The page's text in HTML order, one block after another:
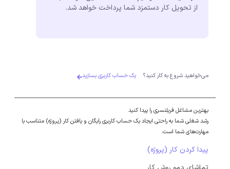
از تحویل کار دستمزد شما پرداخت خواهد شد.
می‌خواهید شروع به کار کنید؟ یک حساب کاربری بسازید
بهترین مشاغل فریلنسری را پیدا کنید
رشد شغلی شما به راحتی ایجاد یک حساب کاربری رایگان و یافتن کار (پروژه) متناسب با
مهارت‌های شما است.
پیدا کردن کار (پروژه)